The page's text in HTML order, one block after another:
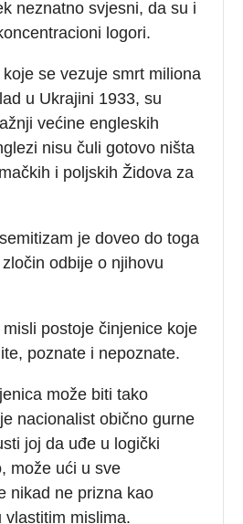
neznatno svjesni, da su i
logori.
se vezuje smrt miliona
u Ukrajini 1933, su
većine engleskih
nisu čuli gotovo ništa
i poljskih Židova za
je doveo do toga
odbije o njihovu
postoje činjenice koje
poznate i nepoznate.
može biti tako
nacionalist obično gurne
joj da uđe u logički
može ući u sve
nikad ne prizna kao
vlastitim mislima.